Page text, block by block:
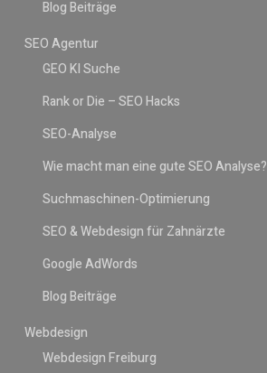
Blog Beiträge
SEO Agentur
GEO KI Suche
Rank or Die – SEO Hacks
SEO-Analyse
Wie macht man eine gute SEO Analyse?
Suchmaschinen-Optimierung
SEO & Webdesign für Zahnärzte
Google AdWords
Blog Beiträge
Webdesign
Webdesign Freiburg